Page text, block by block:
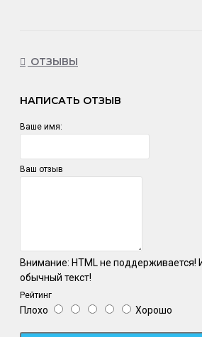
ОТЗЫВЫ
НАПИСАТЬ ОТЗЫВ
Ваше имя:
Ваш отзыв
Внимание: HTML не поддерживается!
обычный текст!
Рейтинг
Плохо Хорошо